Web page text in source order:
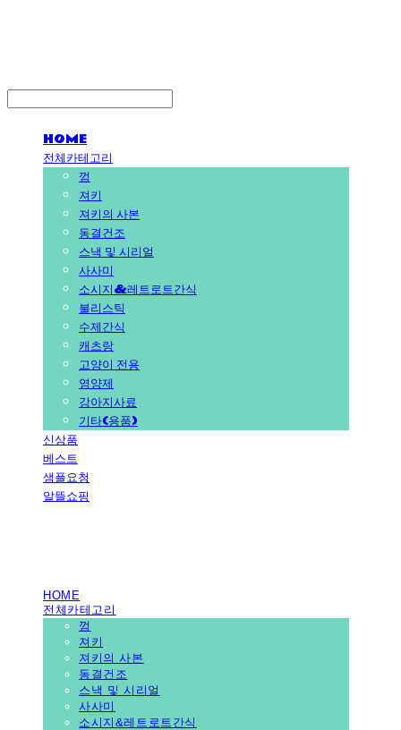
HOME
전체카테고리
껌
져키
져키의 사본
동결건조
스낵 및 시리얼
사사미
소시지&레트로트간식
불리스틱
수제간식
캐츠랑
고양이 전용
영양제
강아지사료
기타(용품)
신상품
베스트
샘플요청
알뜰쇼핑
HOME
전체카테고리
껌
져키
져키의 사본
동결건조
스낵 및 시리얼
사사미
소시지&레트로트간식